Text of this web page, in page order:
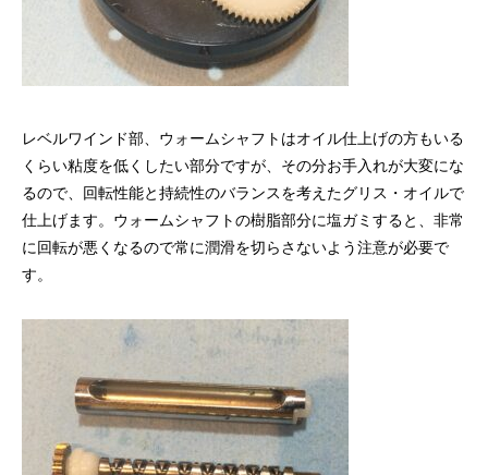
レベルワインド部、ウォームシャフトはオイル仕上げの方もいる
くらい粘度を低くしたい部分ですが、その分お手入れが大変にな
るので、回転性能と持続性のバランスを考えたグリス・オイルで
仕上げます。ウォームシャフトの樹脂部分に塩ガミすると、非常
に回転が悪くなるので常に潤滑を切らさないよう注意が必要で
す。